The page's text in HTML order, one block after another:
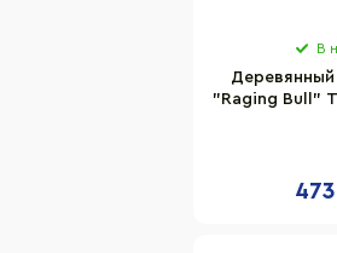
В
"Raging Bull"